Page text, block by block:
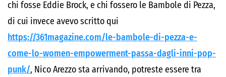
chi fosse Eddie Brock, e chi fossero le Bambole di Pezza,
di cui invece avevo scritto qui
https://361magazine.com/le-bambole-di-pezza-e-
come-lo-women-empowerment-passa-dagli-inni-pop-
punk/, Nico Arezzo sta arrivando, potreste essere tra